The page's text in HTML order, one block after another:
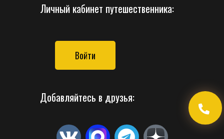
Личный кабинет путешественника:
Войти
Добавляйтесь в друзья: